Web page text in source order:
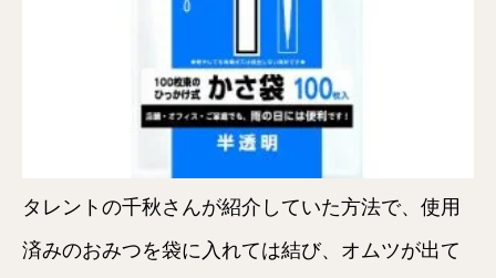
タレントの千秋さんが紹介していた方法で、使用
済みのおみつを袋に入れては結び、オムツが出て